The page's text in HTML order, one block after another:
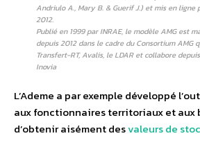
Andriulo A., Mary B. & Guerif J.) et mis en ligne
2012.
Publié en 1999 par INRAE, le modèle AMG est
depuis 2012 dans le cadre du Consortium AMG
Transfert-RT, Avalis, le LDAR et collabore
Inovia
L’Ademe a par exemple développé
aux fonctionnaires territoriaux et aux
d’obtenir aisément desvaleurs de